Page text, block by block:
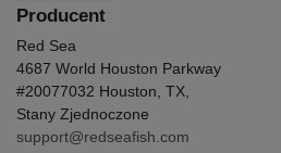
Producent
Red Sea
4687 World Houston Parkway
#20077032 Houston, TX,
Stany Zjednoczone
support@redseafish.com